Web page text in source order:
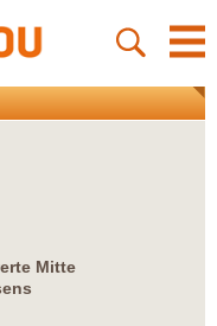
Mitte